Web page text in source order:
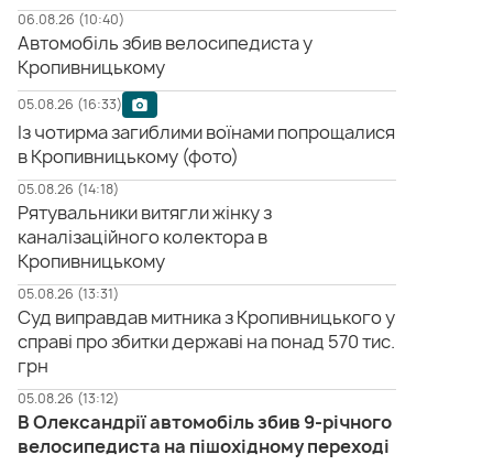
06.08.26 (10:40)
Автомобіль збив велосипедиста у
Кропивницькому
05.08.26 (16:33)
Із чотирма загиблими воїнами попрощалися
в Кропивницькому (фото)
05.08.26 (14:18)
Рятувальники витягли жінку з
каналізаційного колектора в
Кропивницькому
05.08.26 (13:31)
Суд виправдав митника з Кропивницького у
справі про збитки державі на понад 570 тис.
грн
05.08.26 (13:12)
В Олександрії автомобіль збив 9-річного
велосипедиста на пішохідному переході